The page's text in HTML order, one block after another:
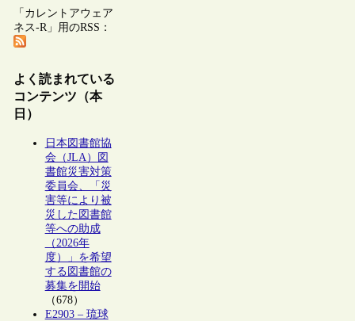
「カレントアウェア
ネス-R」用のRSS：
よく読まれている
コンテンツ（本
日）
日本図書館協
会（JLA）図
書館災害対策
委員会、「災
害等により被
災した図書館
等への助成
（2026年
度）」を希望
する図書館の
募集を開始
（678）
E2903 – 琉球